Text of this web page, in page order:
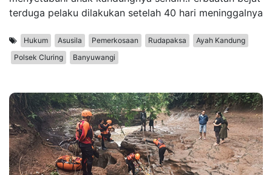
terduga pelaku dilakukan setelah 40 hari meninggalnya
Hukum Asusila Pemerkosaan Rudapaksa
Ayah Kandung
Polsek Cluring
Banyuwangi